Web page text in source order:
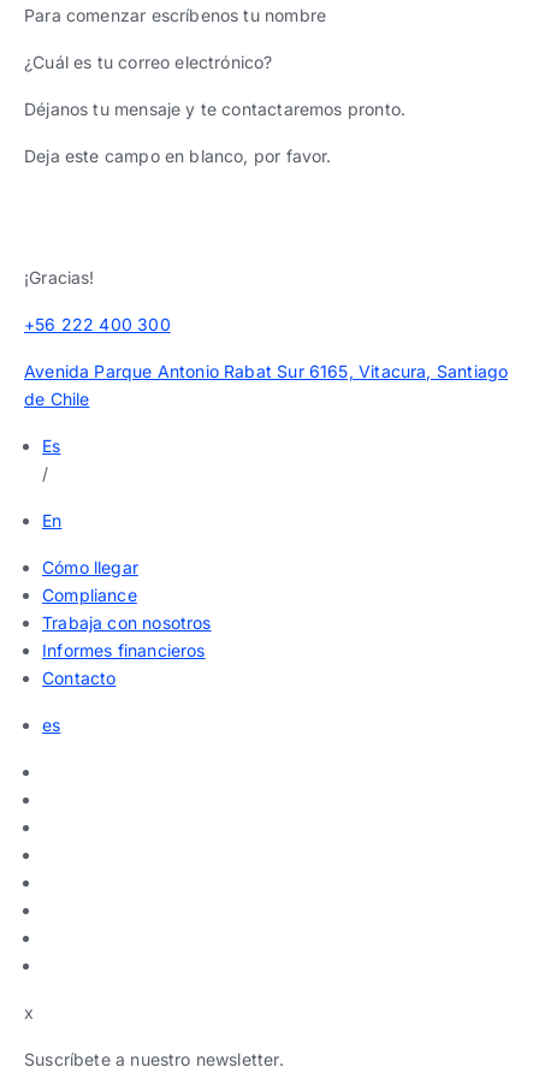
Para comenzar escríbenos tu nombre
¿Cuál es tu correo electrónico?
Déjanos tu mensaje y te contactaremos pronto.
Deja este campo en blanco, por favor.
¡Gracias!
+56 222 400 300
Avenida Parque Antonio Rabat Sur 6165, Vitacura, Santiago
de Chile
Es
/
En
Cómo llegar
Compliance
Trabaja con nosotros
Informes financieros
Contacto
es
x
Suscríbete a nuestro newsletter.